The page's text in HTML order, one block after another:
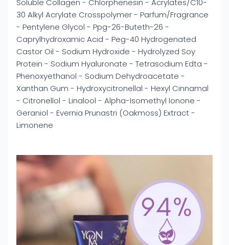
Soluble Collagen - Chlorphenesin - Acrylates/C10-
30 Alkyl Acrylate Crosspolymer - Parfum/Fragrance
- Pentylene Glycol - Ppg-26-Buteth-26 -
Caprylhydroxamic Acid - Peg-40 Hydrogenated
Castor Oil - Sodium Hydroxide - Hydrolyzed Soy
Protein - Sodium Hyaluronate - Tetrasodium Edta -
Phenoxyethanol - Sodium Dehydroacetate -
Xanthan Gum - Hydroxycitronellal - Hexyl Cinnamal
- Citronellol - Linalool - Alpha-Isomethyl Ionone -
Geraniol - Evernia Prunastri (Oakmoss) Extract -
Limonene